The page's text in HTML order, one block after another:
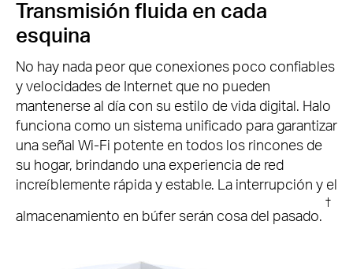
Transmisión fluida en cada
esquina
No hay nada peor que conexiones poco confiables
y velocidades de Internet que no pueden
mantenerse al día con su estilo de vida digital. Halo
funciona como un sistema unificado para garantizar
una señal Wi-Fi potente en todos los rincones de
su hogar, brindando una experiencia de red
increíblemente rápida y estable. La interrupción y el
almacenamiento en búfer serán cosa del pasado.
†